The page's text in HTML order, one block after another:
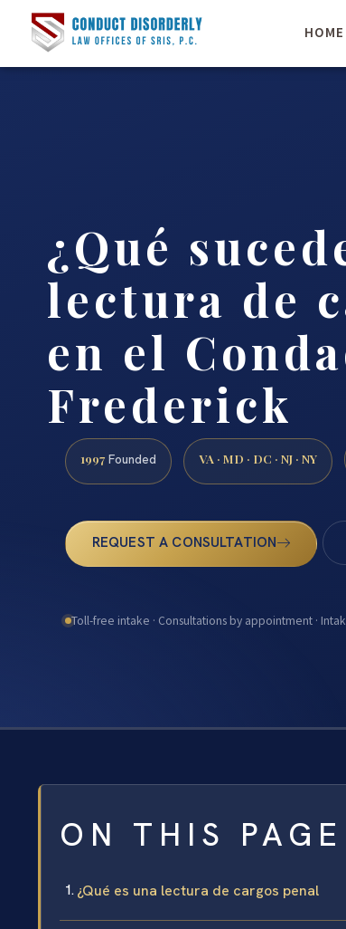
HOME
¿Qué
lectura de
en el
Frederick
1997 Founded VA · MD · DC · NJ · NY
REQUEST A CONSULTATION
Toll-free intake · Consultations by appointment ·
ON THIS PAGE
¿Qué es una lectura de cargos penal